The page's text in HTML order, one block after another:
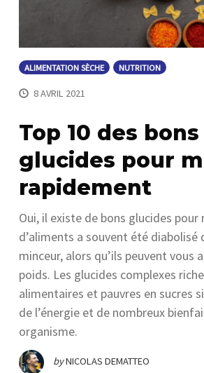
ALIMENTATION SÈCHE NUTRITION
8 AVRIL 2021
Top 10 des bons
glucides pour
rapidement
Oui, il existe de bons glucides
d’aliments a souvent été diabolisé
minceur, alors qu’ils peuvent vous
poids. Les glucides complexes
alimentaires et pauvres en sucres
de l’énergie et de nombreux
organisme.
byNICOLAS DEMATTEO